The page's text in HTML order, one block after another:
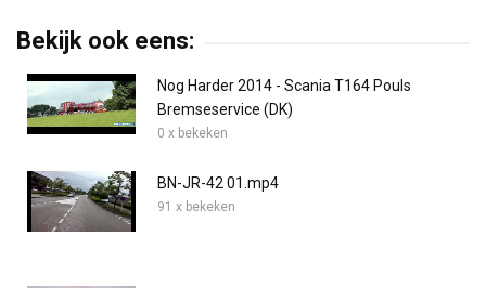
Bekijk ook eens:
Nog Harder 2014 - Scania T164 Pouls
Bremseservice (DK)
0 x bekeken
BN-JR-42 01.mp4
91 x bekeken